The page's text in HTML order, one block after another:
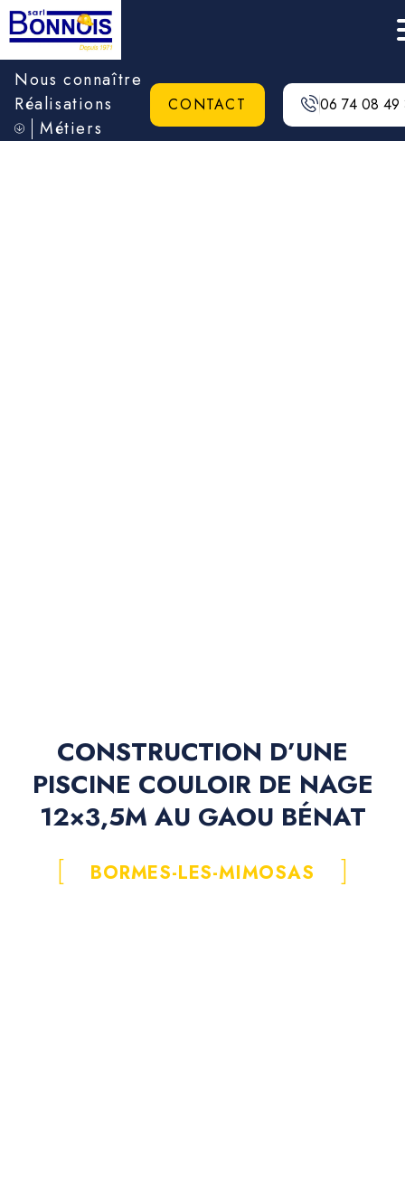
Nous connaître
Réalisations
Métiers
CONTACT 06 74 08 49
CONSTRUCTION D’UNE
PISCINE COULOIR DE NAGE
12×3,5M AU GAOU BÉNAT
BORMES-LES-MIMOSAS